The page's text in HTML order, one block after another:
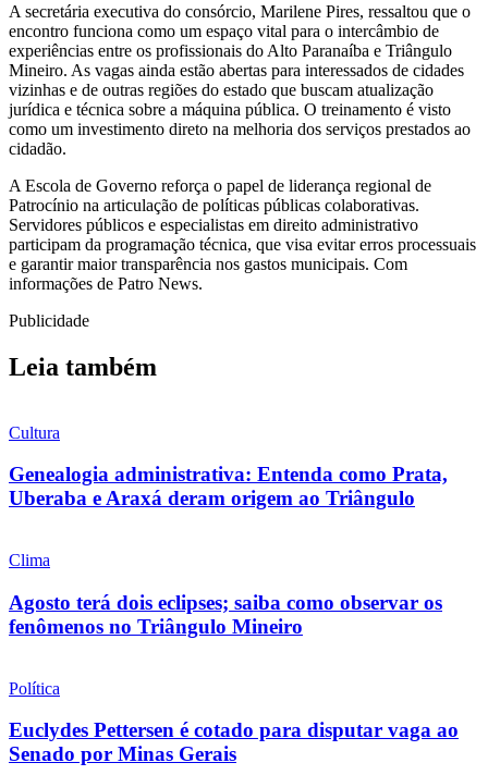
A secretária executiva do consórcio, Marilene Pires, ressaltou que o
encontro funciona como um espaço vital para o intercâmbio de
experiências entre os profissionais do Alto Paranaíba e Triângulo
Mineiro. As vagas ainda estão abertas para interessados de cidades
vizinhas e de outras regiões do estado que buscam atualização
jurídica e técnica sobre a máquina pública. O treinamento é visto
como um investimento direto na melhoria dos serviços prestados ao
cidadão.
A Escola de Governo reforça o papel de liderança regional de
Patrocínio na articulação de políticas públicas colaborativas.
Servidores públicos e especialistas em direito administrativo
participam da programação técnica, que visa evitar erros processuais
e garantir maior transparência nos gastos municipais. Com
informações de Patro News.
Publicidade
Leia também
Cultura
Genealogia administrativa: Entenda como Prata,
Uberaba e Araxá deram origem ao Triângulo
Clima
Agosto terá dois eclipses; saiba como observar os
fenômenos no Triângulo Mineiro
Política
Euclydes Pettersen é cotado para disputar vaga ao
Senado por Minas Gerais